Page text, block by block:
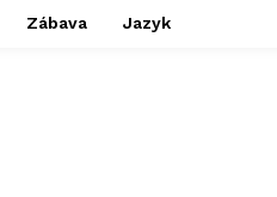
Zábava Jazyk